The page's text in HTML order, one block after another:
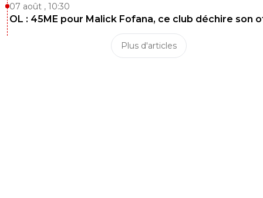
07 août , 10:30
OL : 45ME pour Malick Fofana, ce club déchire son
Plus d'articles